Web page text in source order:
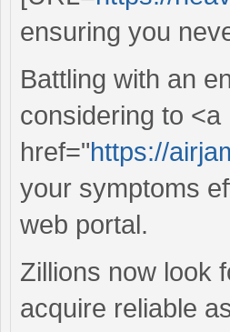
ensuring you
Battling with an
considering to <a
href="https://
your symptoms
web portal.
Zillions now look
acquire reliable